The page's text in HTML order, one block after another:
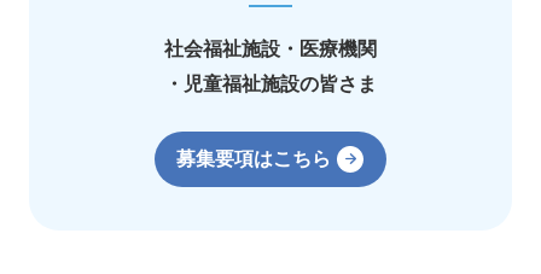
社会福祉施設・ 医療機関
・ 児童福祉施設の皆さま
募集要項はこちら